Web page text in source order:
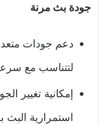
جودة بث مرنة
لتتناسب مع
إمكانية تغيير
استمرارية البث